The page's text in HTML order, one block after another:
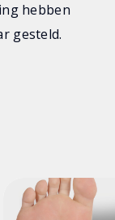
hebben
gesteld.